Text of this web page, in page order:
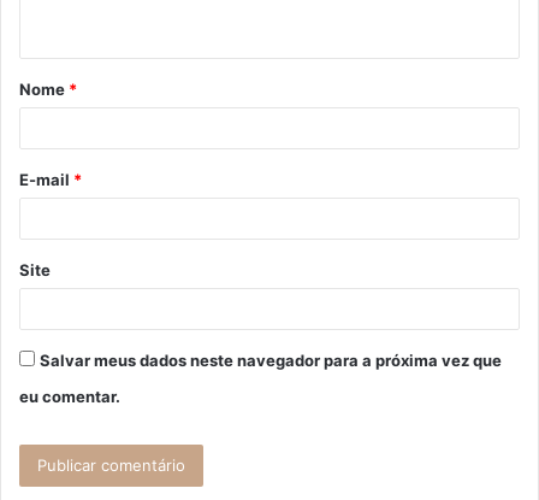
á
r
*
Nome *
E-mail *
Site
Salvar meus dados neste navegador para a próxima vez que
eu comentar.